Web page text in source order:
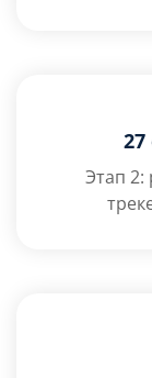
27
Этап 2: